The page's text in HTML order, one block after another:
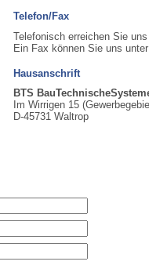
Telefon/Fax
Telefonisch erreichen Sie
Ein Fax können Sie uns
Hausanschrift
BTS
Im Wirrigen 15
D-45731 Waltrop